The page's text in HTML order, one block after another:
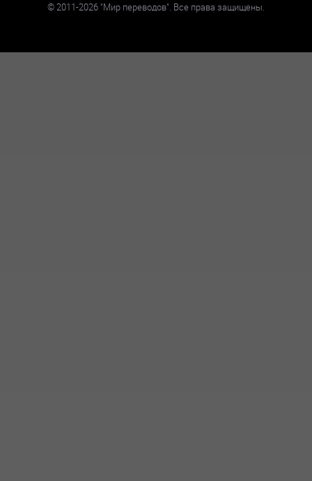
©2011-2026 "Мир переводов". Все права защищены.